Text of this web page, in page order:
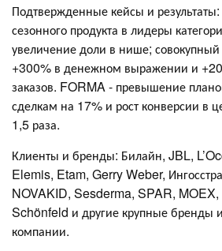
Подтвержденные кейсы и
сезонного продукта в лидеры
увеличение доли в нише; совокупный
+300% в денежном выражении и
заказов. FORMA - превышение
сделкам на 17% и рост конверсии в
1,5 раза.
Клиенты и бренды: Билайн, JBL,
Elemis, Etam, Gerry Weber,
NOVAKID, Sesderma, SPAR, MOEX,
Schönfeld и другие крупные бренды
компании.